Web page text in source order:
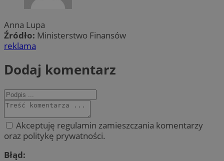
Anna Lupa
Źródło: Ministerstwo Finansów
reklama
Dodaj komentarz
Akceptuję regulamin zamieszczania komentarzy
oraz politykę prywatności.
Błąd: